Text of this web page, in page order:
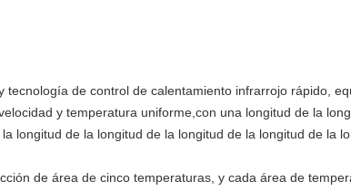
tecnología de control de calentamiento infrarrojo rápido,
y temperatura uniforme,con una longitud de la
longitud de la longitud de la longitud de la longitud de la
de área de cinco temperaturas, y cada área de